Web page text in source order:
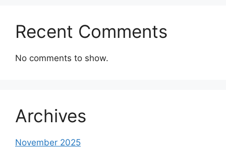
Recent Comments
No comments to show.
Archives
November 2025